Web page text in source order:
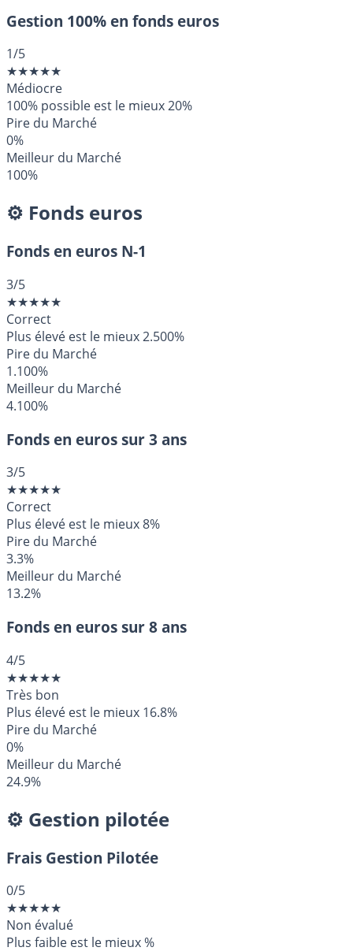
Gestion 100% en fonds euros
1/5
★★★★★
Médiocre
100% possible est le mieux20%
Pire du Marché
0%
Meilleur du Marché
100%
⚙️ Fonds euros
Fonds en euros N-1
3/5
★★★★★
Correct
Plus élevé est le mieux2.500%
Pire du Marché
1.100%
Meilleur du Marché
4.100%
Fonds en euros sur 3 ans
3/5
★★★★★
Correct
Plus élevé est le mieux8%
Pire du Marché
3.3%
Meilleur du Marché
13.2%
Fonds en euros sur 8 ans
4/5
★★★★★
Très bon
Plus élevé est le mieux 16.8%
Pire du Marché
0%
Meilleur du Marché
24.9%
⚙️ Gestion pilotée
Frais Gestion Pilotée
0/5
★★★★★
Non évalué
Plus faible est le mieux%